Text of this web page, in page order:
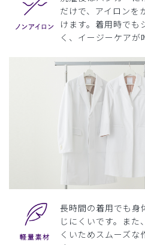
だけで、アイロンを
けます。着用時でも
く、イージーケアが
長時間の着用でも身
じにくいです。また
くいためスムーズな